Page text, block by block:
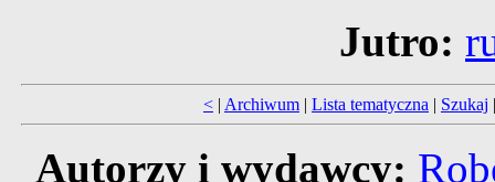
Jutro:
< | Archiwum | Lista tematyczna | Szukaj
Autorzy i wydawcy: